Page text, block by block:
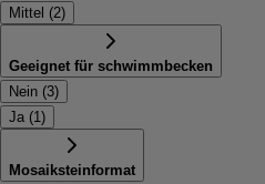
Mittel (2)
Geeignet für schwimmbecken
Nein (3)
Ja (1 )
Mosaiksteinformat